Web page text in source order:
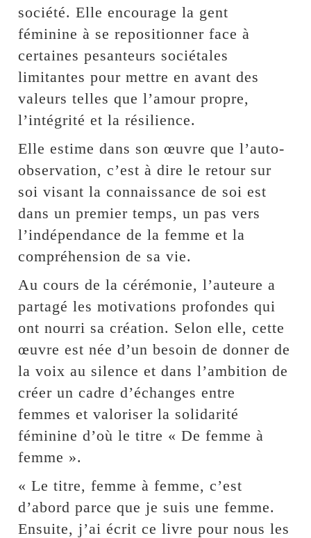
société. Elle encourage la gent
féminine à se repositionner face à
certaines pesanteurs sociétales
limitantes pour mettre en avant des
valeurs telles que l’amour propre,
l’intégrité et la résilience.
Elle estime dans son œuvre que l’auto-
observation, c’est à dire le retour sur
soi visant la connaissance de soi est
dans un premier temps, un pas vers
l’indépendance de la femme et la
compréhension de sa vie.
Au cours de la cérémonie, l’auteure a
partagé les motivations profondes qui
ont nourri sa création. Selon elle, cette
œuvre est née d’un besoin de donner de
la voix au silence et dans l’ambition de
créer un cadre d’échanges entre
femmes et valoriser la solidarité
féminine d’où le titre « De femme à
femme ».
« Le titre, femme à femme, c’est
d’abord parce que je suis une femme.
Ensuite, j’ai écrit ce livre pour nous les